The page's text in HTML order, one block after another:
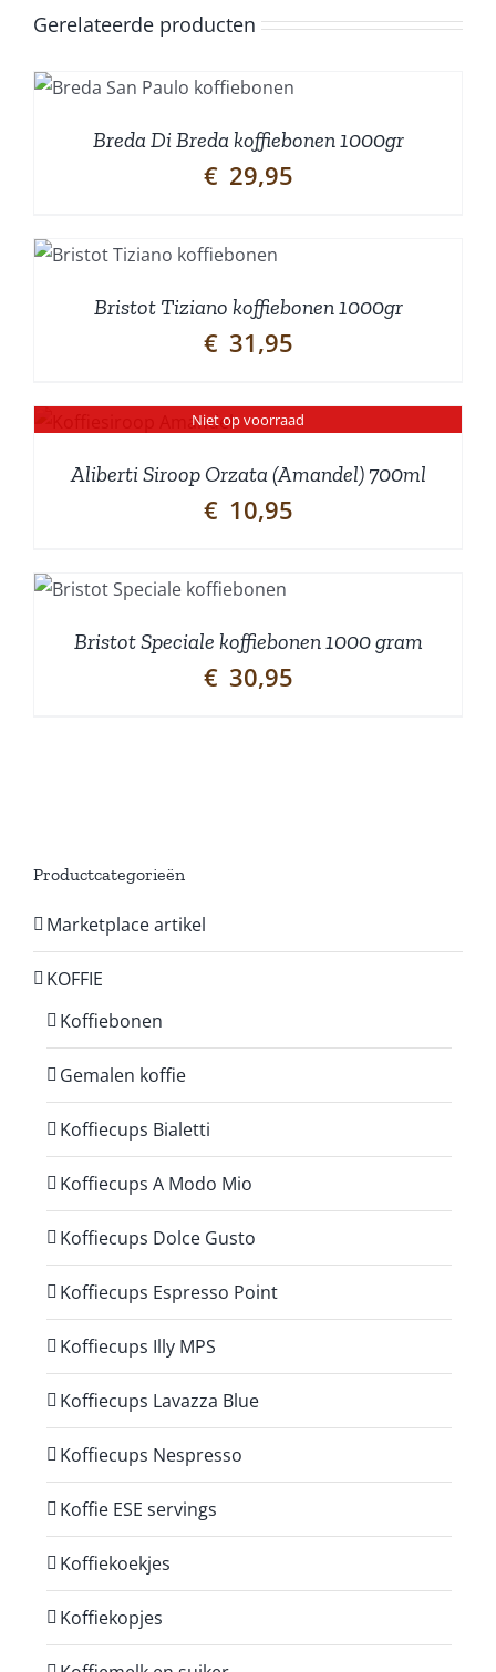
Gerelateerde producten
Breda Di Breda koffiebonen 1000gr
€ 29,95
Bristot Tiziano koffiebonen 1000gr
€ 31,95
Niet op voorraad
Aliberti Siroop Orzata (Amandel) 700ml
€ 10,95
Bristot Speciale koffiebonen 1000 gram
€ 30,95
Productcategorieën
Marketplace artikel
KOFFIE
Koffiebonen
Gemalen koffie
Koffiecups Bialetti
Koffiecups A Modo Mio
Koffiecups Dolce Gusto
Koffiecups Espresso Point
Koffiecups Illy MPS
Koffiecups Lavazza Blue
Koffiecups Nespresso
Koffie ESE servings
Koffiekoekjes
Koffiekopjes